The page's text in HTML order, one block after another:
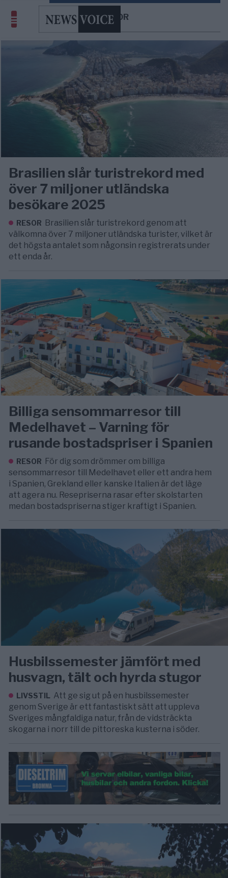
RESOR
Brasilien slår turistrekord med
över 7 miljoner utländska
besökare 2025
RESOR Brasilien slår turistrekord genom att
välkomna över 7 miljoner utländska turister, vilket är
det högsta antalet som någonsin registrerats under
ett enda år.
Billiga sensommarresor till
Medelhavet – Varning för
rusande bostadspriser i Spanien
RESOR För dig som drömmer om billiga
sensommarresor till Medelhavet eller ett andra hem
i Spanien, Grekland eller kanske Italien är det läge
att agera nu. Resepriserna rasar efter skolstarten
medan bostadspriserna stiger kraftigt i Spanien.
Husbilssemester jämfört med
husvagn, tält och hyrda stugor
LIVSSTIL Att ge sig ut på en husbilssemester
genom Sverige är ett fantastiskt sätt att uppleva
Sveriges mångfaldiga natur, från de vidsträckta
skogarna i norr till de pittoreska kusterna i söder.